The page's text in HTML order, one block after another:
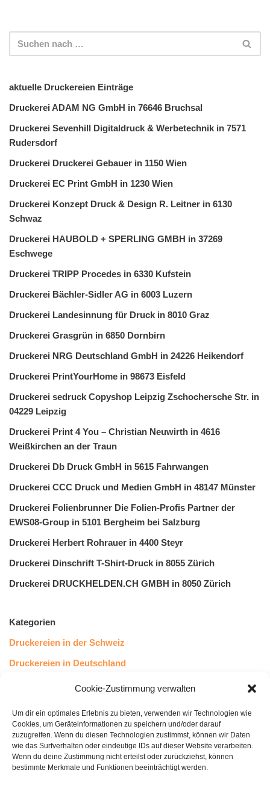
Cookie-Zustimmung verwalten
Um dir ein optimales Erlebnis zu bieten, verwenden wir Technologien wie
Cookies, um Geräteinformationen zu speichern und/oder darauf
zuzugreifen. Wenn du diesen Technologien zustimmst, können wir Daten
wie das Surfverhalten oder eindeutige IDs auf dieser Website verarbeiten.
Wenn du deine Zustimmung nicht erteilst oder zurückziehst, können
bestimmte Merkmale und Funktionen beeinträchtigt werden.
aktuelle Druckereien Einträge
Druckerei ADAM NG GmbH in 76646 Bruchsal
Druckerei Sevenhill Digitaldruck & Werbetechnik in 7571
Rudersdorf
Druckerei Druckerei Gebauer in 1150 Wien
Druckerei EC Print GmbH in 1230 Wien
Druckerei Konzept Druck & Design R. Leitner in 6130
Schwaz
Druckerei HAUBOLD + SPERLING GMBH in 37269
Eschwege
Druckerei TRIPP Procedes in 6330 Kufstein
Druckerei Bächler-Sidler AG in 6003 Luzern
Druckerei Landesinnung für Druck in 8010 Graz
Druckerei Grasgrün in 6850 Dornbirn
Druckerei NRG Deutschland GmbH in 24226 Heikendorf
Druckerei PrintYourHome in 98673 Eisfeld
Druckerei sedruck Copyshop Leipzig Zschochersche Str. in
04229 Leipzig
Druckerei Print 4 You – Christian Neuwirth in 4616
Weißkirchen an der Traun
Druckerei Db Druck GmbH in 5615 Fahrwangen
Druckerei CCC Druck und Medien GmbH in 48147 Münster
Druckerei Folienbrunner Die Folien-Profis Partner der
EWS08-Group in 5101 Bergheim bei Salzburg
Druckerei Herbert Rohrauer in 4400 Steyr
Druckerei Dinschrift T-Shirt-Druck in 8055 Zürich
Druckerei DRUCKHELDEN.CH GMBH in 8050 Zürich
Kategorien
Druckereien in der Schweiz
Druckereien in Deutschland
Druckereien in Österreich
Kundenstimmen